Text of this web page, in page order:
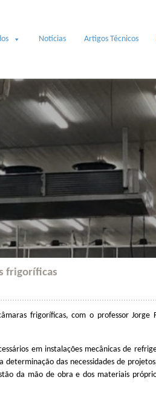
Notícias Artigos Técnicos
frigoríficas
frigoríficas, com o professor Jorge
em instalações mecânicas de
das necessidades de
da mão de obra e dos materiais